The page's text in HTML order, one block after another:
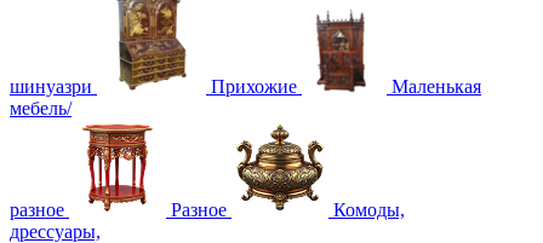
шинуазри Прихожие
Маленькая
мебель/
разное Разное
Комоды,
дрессуары,